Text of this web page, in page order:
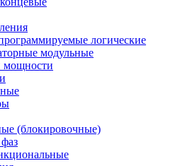
логические
модульные
мощности
(блокировочные)